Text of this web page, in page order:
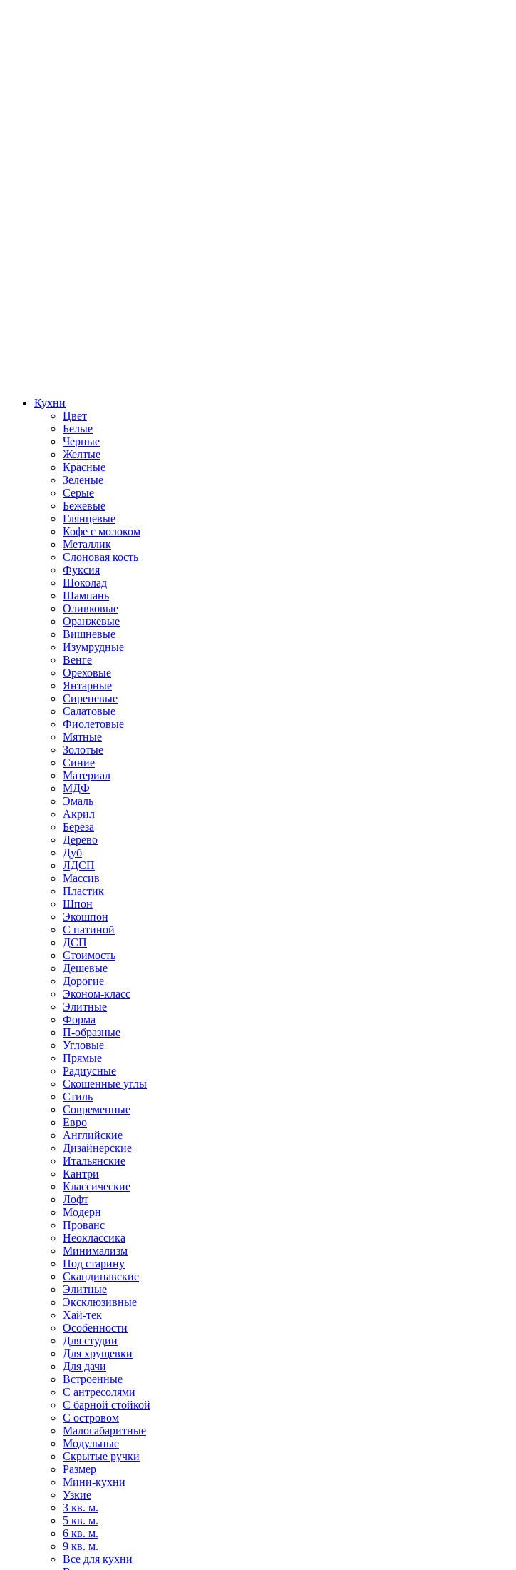
Кухни
Цвет
Белые
Черные
Желтые
Красные
Зеленые
Серые
Бежевые
Глянцевые
Кофе с молоком
Металлик
Слоновая кость
Фуксия
Шоколад
Шампань
Оливковые
Оранжевые
Вишневые
Изумрудные
Венге
Ореховые
Янтарные
Сиреневые
Салатовые
Фиолетовые
Мятные
Золотые
Синие
Материал
МДФ
Эмаль
Акрил
Береза
Дерево
Дуб
ЛДСП
Массив
Пластик
Шпон
Экошпон
С патиной
ДСП
Стоимость
Дешевые
Дорогие
Эконом-класс
Элитные
Форма
П-образные
Угловые
Прямые
Радиусные
Скошенные углы
Стиль
Современные
Евро
Английские
Дизайнерские
Итальянские
Кантри
Классические
Лофт
Модерн
Прованс
Неоклассика
Минимализм
Под старину
Скандинавские
Элитные
Эксклюзивные
Хай-тек
Особенности
Для студии
Для хрущевки
Для дачи
Встроенные
С антресолями
С барной стойкой
С островом
Малогабаритные
Модульные
Скрытые ручки
Размер
Мини-кухни
Узкие
3 кв. м.
5 кв. м.
6 кв. м.
9 кв. м.
Все для кухни